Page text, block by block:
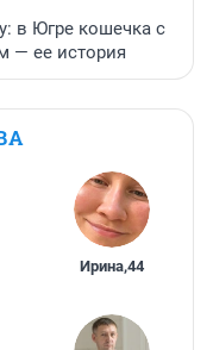
в Югре кошечка с
— ее история
Ирина,44